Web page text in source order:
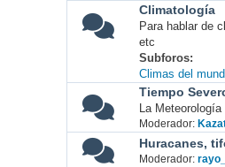
Climatología
Para hablar de
etc
Subforos
Climas del
Tiempo
La
Moderador:
Huracanes,
Moderador: